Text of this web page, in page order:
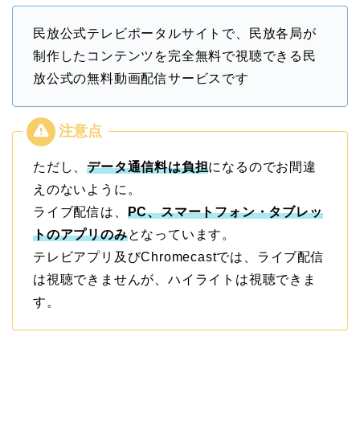
民放公式テレビポータルサイトで、民放各局が
制作したコンテンツを完全無料で視聴できる民
放公式の無料動画配信サービスです
ただし、データ通信料は負担になるのでお間違
えのないように。
ライブ配信は、 PC、スマートフォン・タブレッ
トのアプリのみとなっています。
テレビアプリ及びChromecastでは、ライブ配信
は視聴できませんが、ハイライトは視聴できま
す。